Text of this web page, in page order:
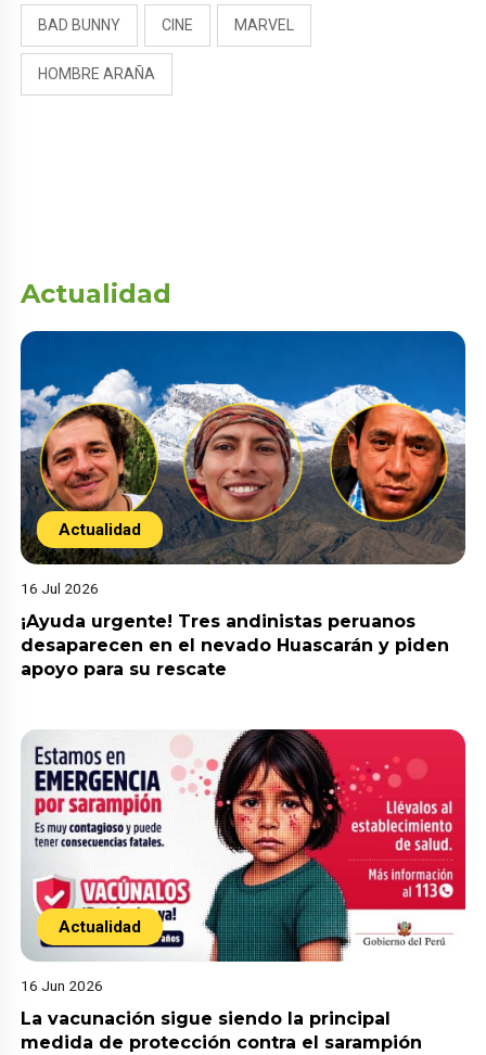
BAD BUNNY CINE MARVEL
HOMBRE ARAÑA
Actualidad
Actualidad
16 Jul 2026
¡Ayuda urgente! Tres andinistas peruanos
desaparecen en el nevado Huascarán y piden
apoyo para su rescate
Actualidad
16 Jun 2026
La vacunación sigue siendo la principal
medida de protección contra el sarampión